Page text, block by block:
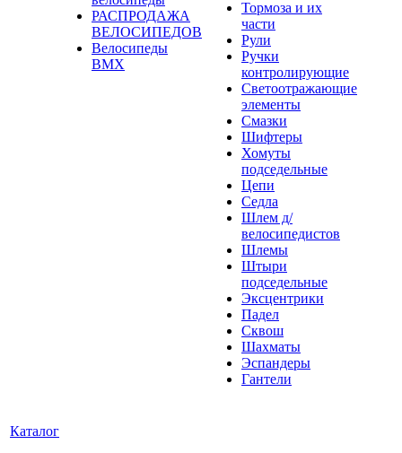
РАСПРОДАЖА
ВЕЛОСИПЕДОВ
Велосипеды
BMX
Тормоза и их
части
Рули
Ручки
контролирующие
Светоотражающие
элементы
Смазки
Шифтеры
Хомуты
подседельные
Цепи
Седла
Шлем д/
велосипедистов
Шлемы
Штыри
подседельные
Эксцентрики
Падел
Сквош
Шахматы
Эспандеры
Гантели
Каталог